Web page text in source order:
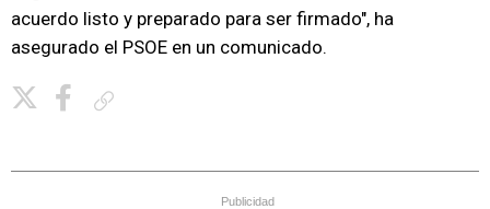
acuerdo listo y preparado para ser firmado", ha
asegurado el PSOE en un comunicado.
Publicidad